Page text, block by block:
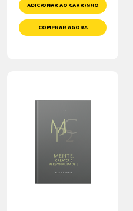
ADICIONAR AO CARRINHO
COMPRAR AGORA